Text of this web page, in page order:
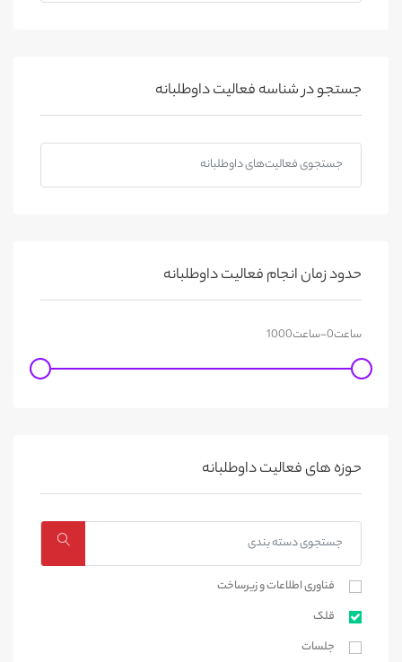
جستجو در شناسه فعالیت داوطلبانه
حدود زمان انجام فعالیت داوطلبانه
حوزه های فعالیت داوطلبانه
فناوری اطلاعات و زیرساخت
قلک
جلسات